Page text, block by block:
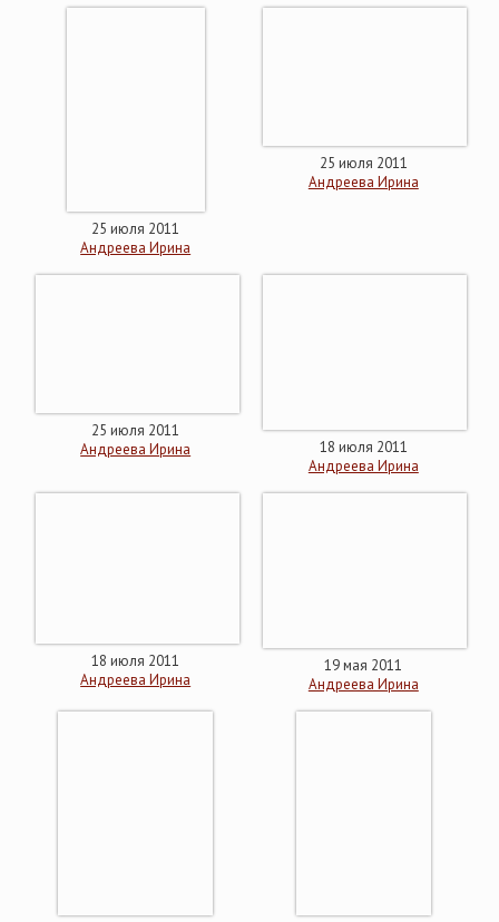
25 июля 2011
Андреева Ирина
25 июля 2011
Андреева Ирина
25 июля 2011
Андреева Ирина
18 июля 2011
Андреева Ирина
18 июля 2011
Андреева Ирина
19 мая 2011
Андреева Ирина